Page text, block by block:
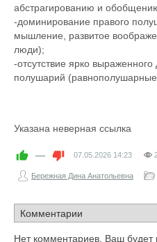
абстрагированию и
-доминирование правого
мышление, развитое
люди);
-отсутствие ярко
полушарий
Указана неверная ссылка
— 07.05.2026 14:23
Бережная Дина Анатольевна
Нет комментариев. Ваш будет